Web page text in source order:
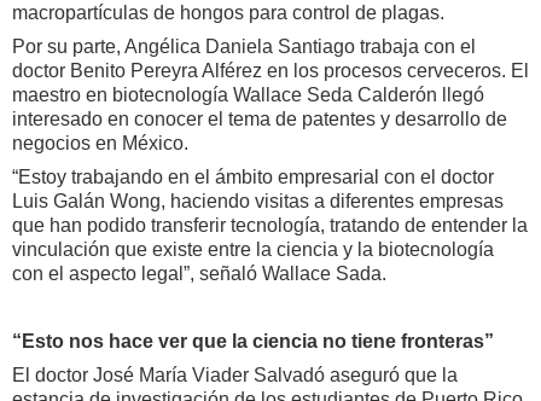
macropartículas de hongos para control de plagas.
Por su parte, Angélica Daniela Santiago trabaja con el
doctor Benito Pereyra Alférez en los procesos cerveceros. El
maestro en biotecnología Wallace Seda Calderón llegó
interesado en conocer el tema de patentes y desarrollo de
negocios en México.
“Estoy trabajando en el ámbito empresarial con el doctor
Luis Galán Wong, haciendo visitas a diferentes empresas
que han podido transferir tecnología, tratando de entender la
vinculación que existe entre la ciencia y la biotecnología
con el aspecto legal”, señaló Wallace Sada.
“Esto nos hace ver que la ciencia no tiene fronteras”
El doctor José María Viader Salvadó aseguró que la